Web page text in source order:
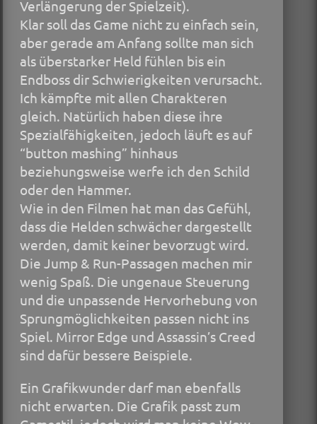
Verlängerung der Spielzeit).
Klar soll das Game nicht zu einfach sein,
aber gerade am Anfang sollte man sich
als überstarker Held fühlen bis ein
Endboss dir Schwierigkeiten verursacht.
Ich kämpfte mit allen Charakteren
gleich. Natürlich haben diese ihre
Spezialfähigkeiten, jedoch läuft es auf
“button mashing” hinhaus
beziehungsweise werfe ich den Schild
oder den Hammer.
Wie in den Filmen hat man das Gefühl,
dass die Helden schwächer dargestellt
werden, damit keiner bevorzugt wird.
Die Jump & Run-Passagen machen mir
wenig Spaß. Die ungenaue Steuerung
und die unpassende Hervorhebung von
Sprungmöglichkeiten passen nicht ins
Spiel. Mirror Edge und Assassin’s Creed
sind dafür bessere Beispiele.
Ein Grafikwunder darf man ebenfalls
nicht erwarten. Die Grafik passt zum